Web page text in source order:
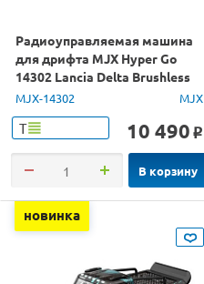
Радиоуправляемая машина
для дрифта MJX Hyper Go
14302 Lancia Delta Brushless
4WD 2.4G LED 1/14 RTR
MJX-14302 MJX
Т 10 490 o
В корзину
новинка